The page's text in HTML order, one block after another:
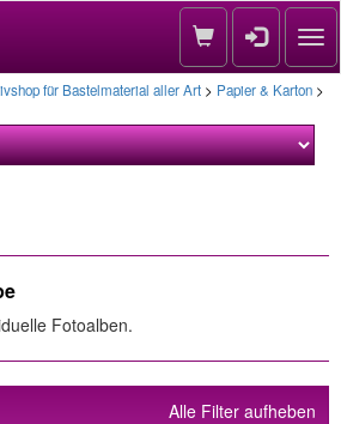
für Bastelmaterial aller Art > Papier & Karton >
Fotoalben.
Alle Filter aufheben